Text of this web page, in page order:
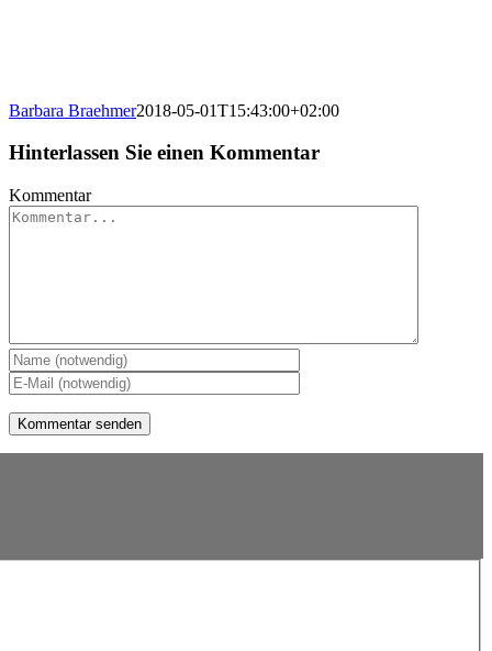
Barbara Braehmer2018-05-01T15:43:00+02:00
Hinterlassen Sie einen Kommentar
Kommentar